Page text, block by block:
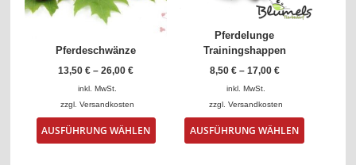
Produktseite
gewählt
Pferdeschwänze
13,50€ –26,00€
inkl. MwSt.
zzgl.Versandkosten
AUSFÜHRUNG WÄHLEN
Dieses
Produkt
Pferdelunge
Trainingshappen
8,50 €– 17,00 €
inkl. MwSt.
zzgl.Versandkosten
AUSFÜHRUNG WÄHLEN
Dieses